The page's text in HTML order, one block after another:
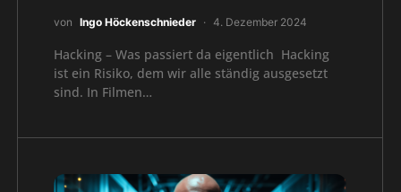
von Ingo Höckenschnieder 4. Dezember 2024
Hacking – Was passiert da eigentlich Hacking
ist ein Risiko, dem wir alle ständig ausgesetzt
sind. In Filmen…